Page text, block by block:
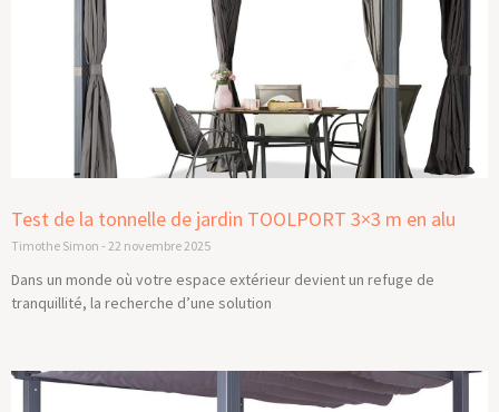
Test de la tonnelle de jardin TOOLPORT 3×3 m en alu
Timothe Simon 22 novembre 2025
Dans un monde où votre espace extérieur devient un refuge de
tranquillité, la recherche d’une solution